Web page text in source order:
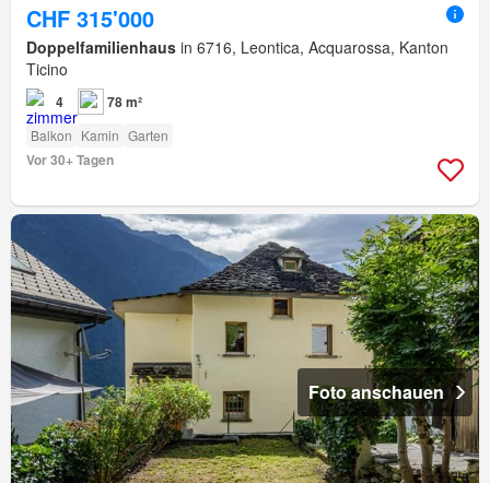
CHF 315'000
Doppelfamilienhaus in 6716, Leontica, Acquarossa, Kanton
Ticino
4 78 m²
Balkon Kamin Garten
Vor 30+ Tagen
Foto anschauen